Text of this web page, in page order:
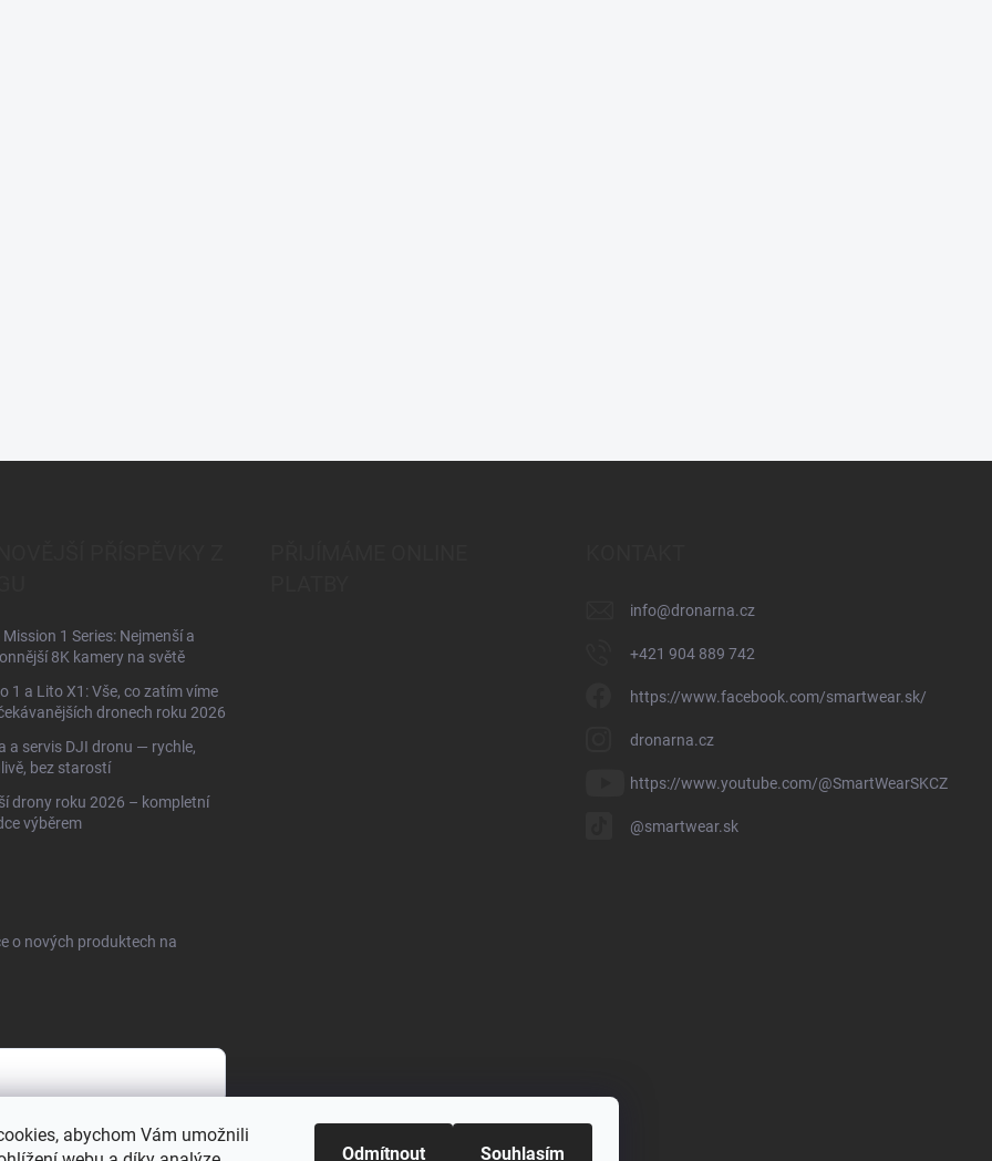
abychom Vám umožnili
Odmítnout Souhlasím
1 Series: Nejmenší a
8K kamery na světě
1 a Lito X1: Vše, co zatím víme
dronech roku 2026
a servis DJI dronu — rychle,
bez starostí
drony roku 2026 – kompletní
výběrem
info@dronarna.cz
+421 904 889 742
https://www.facebook.com/smartwear.sk/
dronarna.cz
https://www.youtube.com/@SmartWearSKCZ
@smartwear.sk
o nových produktech na
údajů